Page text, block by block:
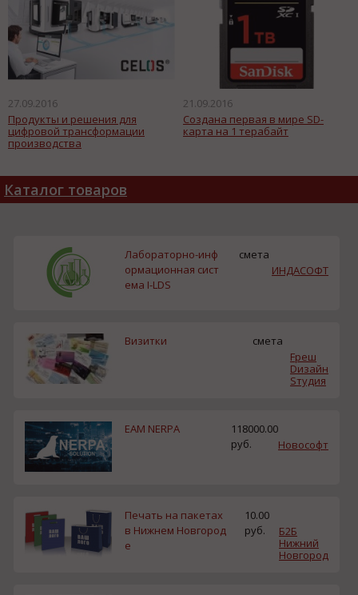
27.09.2016
Продукты и решения для
цифровой трансформации
производства
21.09.2016
Создана первая в мире SD-
карта на 1 терабайт
Каталог товаров
Лабораторно-инф
ормационная сист
ема I-LDS
смета
ИНДАСОФТ
Визитки
смета
Fреш
Dизайн
Sтудия
EAM NERPA
118000.00
руб.
Новософт
Печать на пакетах
в Нижнем Новгород
е
10.00
руб.
Б2Б
Нижний
Новгород